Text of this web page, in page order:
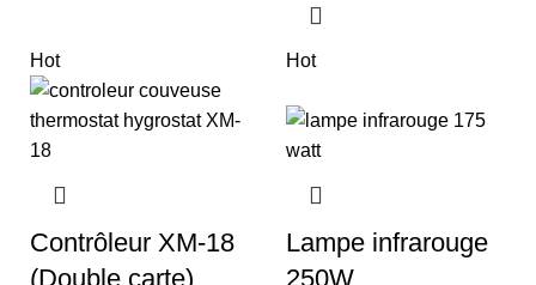
Hot
Contrôleur XM-18
(Double carte)
Hot
Lampe infrarouge
250W